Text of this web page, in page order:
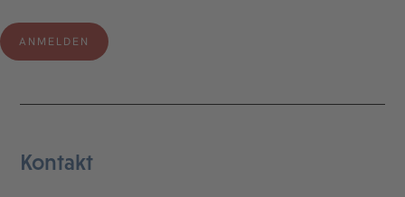
Kontakt